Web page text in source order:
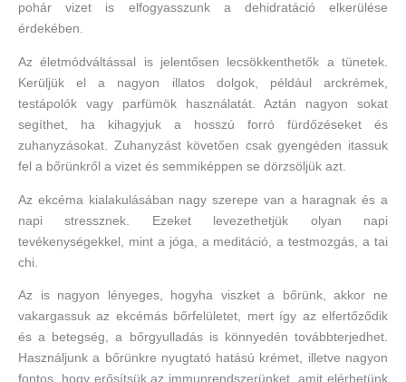
pohár vizet is elfogyasszunk a dehidratáció elkerülése
érdekében.
Az életmódváltással is jelentősen lecsökkenthetők a tünetek.
Kerüljük el a nagyon illatos dolgok, például arckrémek,
testápolók vagy parfümök használatát. Aztán nagyon sokat
segíthet, ha kihagyjuk a hosszú forró fürdőzéseket és
zuhanyzásokat. Zuhanyzást követően csak gyengéden itassuk
fel a bőrünkről a vizet és semmiképpen se dörzsöljük azt.
Az ekcéma kialakulásában nagy szerepe van a haragnak és a
napi stressznek. Ezeket levezethetjük olyan napi
tevékenységekkel, mint a jóga, a meditáció, a testmozgás, a tai
chi.
Az is nagyon lényeges, hogyha viszket a bőrünk, akkor ne
vakargassuk az ekcémás bőrfelületet, mert így az elfertőződik
és a betegség, a bőrgyulladás is könnyedén továbbterjedhet.
Használjunk a bőrünkre nyugtató hatású krémet, illetve nagyon
fontos, hogy erősítsük az immunrendszerünket, amit elérhetünk